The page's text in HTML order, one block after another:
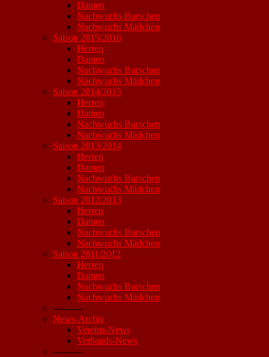
Damen
Nachwuchs Burschen
Nachwuchs Mädchen
Saison 2015/2016
Herren
Damen
Nachwuchs Burschen
Nachwuchs Mädchen
Saison 2014/2015
Herren
Damen
Nachwuchs Burschen
Nachwuchs Mädchen
Saison 2013/2014
Herren
Damen
Nachwuchs Burschen
Nachwuchs Mädchen
Saison 2012/2013
Herren
Damen
Nachwuchs Burschen
Nachwuchs Mädchen
Saison 2011/2012
Herren
Damen
Nachwuchs Burschen
Nachwuchs Mädchen
----------
News-Archiv
Vereins-News
Verbands-News
----------